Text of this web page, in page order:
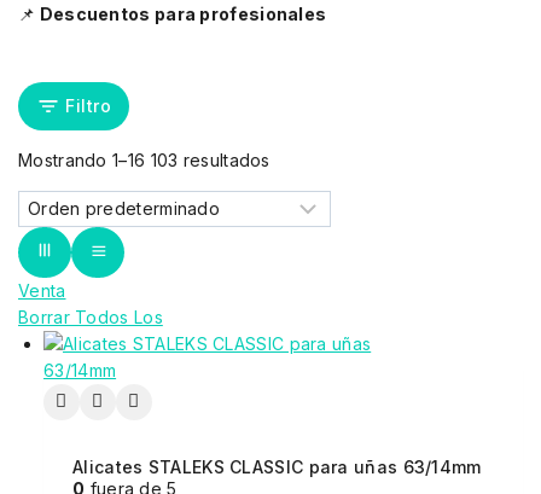
📌 Descuentos para profesionales
Filtro
Mostrando 1–16 103 resultados
Venta
Borrar Todos Los
Alicates STALEKS CLASSIC para uñas 63/14mm
0 fuera de 5